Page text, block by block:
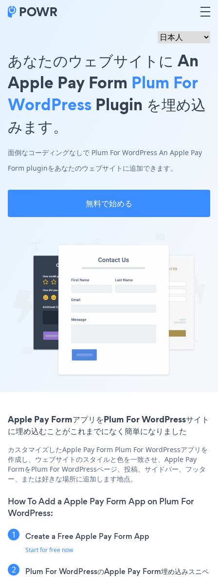
あなたのウェブサイトに An
Apple Pay Form Plum For
WordPress Plugin を埋め込
みます。
面倒なコーディングなしで Plum For WordPress An Apple Pay
Form pluginをあなたのウェブサイトに追加できます。
無料で始める
Apple Pay FormアプリをPlum For WordPressサイト
に埋め込むことがこれまでになく簡単になりました
カスタマイズしたApple Pay Form Plum For WordPressアプリを
作成し、ウェブサイトのスタイルと色を一致させ、Apple Pay
FormをPlum For WordPressページ、投稿、サイドバー、フッタ
ー、または好きな場所に追加します地点。
How To Add a Apple Pay Form App on Plum For
WordPress:
Create a Free Apple Pay Form App
Start for free now
Plum For WordPressのApple Pay Form埋め込みスニペ